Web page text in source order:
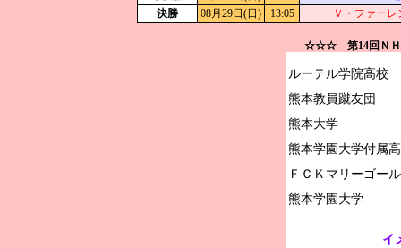
決勝
08月29日(日) 13:05 Ｖ・ファーレ
☆☆☆ 第14回ＮＨ
ルーテル学院高校
熊本教員蹴友団
熊本大学
熊本学園大学付属
ＦＣＫマリーゴー
イ